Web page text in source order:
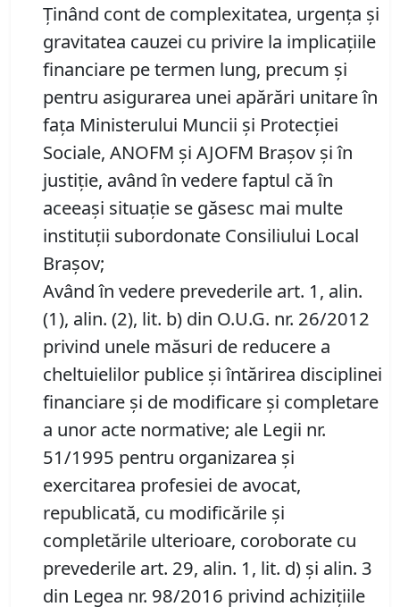
Ţinând cont de complexitatea, urgenţa și
gravitatea cauzei cu privire la implicațiile
financiare pe termen lung, precum şi
pentru asigurarea unei apărări unitare în
fața Ministerului Muncii și Protecției
Sociale, ANOFM și AJOFM Brașov și în
justiție, având în vedere faptul că în
aceeași situație se găsesc mai multe
instituții subordonate Consiliului Local
Brașov;
Având în vedere prevederile art. 1, alin.
(1), alin. (2), lit. b) din O.U.G. nr. 26/2012
privind unele măsuri de reducere a
cheltuielilor publice și întărirea disciplinei
financiare și de modificare și completare
a unor acte normative; ale Legii nr.
51/1995 pentru organizarea și
exercitarea profesiei de avocat,
republicată, cu modificările și
completările ulterioare, coroborate cu
prevederile art. 29, alin. 1, lit. d) și alin. 3
din Legea nr. 98/2016 privind achizițiile